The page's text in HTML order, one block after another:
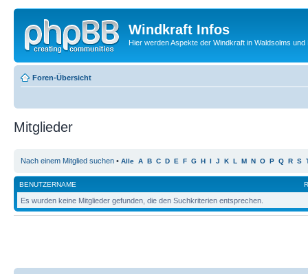
Windkraft Infos
Hier werden Aspekte der Windkraft in Waldsolms
Foren-Übersicht
Mitglieder
Nach einem Mitglied suchen • Alle A B C D E F G H I J K L M N O P Q R S
BENUTZERNAME
Es wurden keine Mitglieder gefunden, die den Suchkriterien entsprechen.